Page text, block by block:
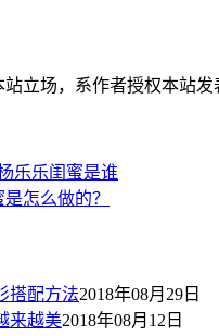
立场，系作者授权本站发
乐乐闺蜜是谁
怎么做的？
搭配方法2018年08月29日
来越美2018年08月12日